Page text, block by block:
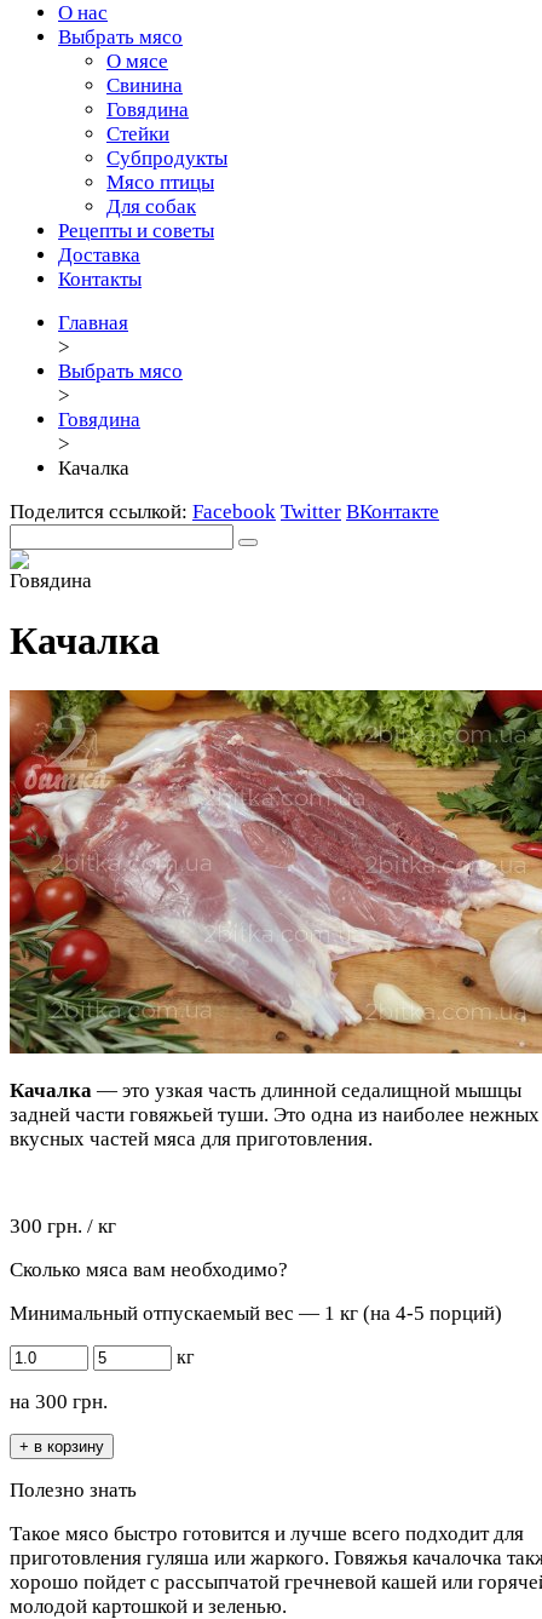
О нас
Выбрать мясо
О мясе
Свинина
Говядина
Стейки
Субпродукты
Мясо птицы
Для собак
Рецепты и советы
Доставка
Контакты
Главная
>
Выбрать мясо
>
Говядина
>
Качалка
Поделится ссылкой: Facebook Twitter ВКонтакте
Качалка
Качалка — это узкая часть длинной седалищной мышцы
задней части говяжьей туши. Это одна из наиболее
вкусных частей мяса для приготовления.
300 грн. / кг
Сколько мяса вам необходимо?
Минимальный отпускаемый вес — 1 кг (на 4-5 порций)
кг
на 300 грн.
Полезно знать
Такое мясо быстро готовится и лучше всего подходит для
приготовления гуляша или жаркого. Говяжья качалочка
хорошо пойдет с рассыпчатой гречневой кашей или
молодой картошкой и зеленью.